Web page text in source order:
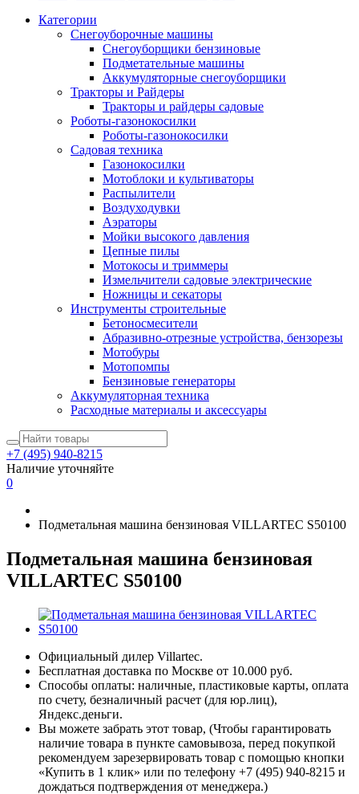
Категории
Снегоуборочные машины
Снегоуборщики бензиновые
Подметательные машины
Аккумуляторные снегоуборщики
Тракторы и Райдеры
Тракторы и райдеры садовые
Роботы-газонокосилки
Роботы-газонокосилки
Садовая техника
Газонокосилки
Мотоблоки и культиваторы
Распылители
Воздуходувки
Аэраторы
Мойки высокого давления
Цепные пилы
Мотокосы и триммеры
Измельчители садовые электрические
Ножницы и секаторы
Инструменты строительные
Бетоносмесители
Абразивно-отрезные устройства, бензорезы
Мотобуры
Мотопомпы
Бензиновые генераторы
Аккумуляторная техника
Расходные материалы и аксессуары
+7 (495) 940-8215
Наличие уточняйте
0
Подметальная машина бензиновая VILLARTEC S50100
Подметальная машина бензиновая
VILLARTEC S50100
Официальный дилер Villartec.
Бесплатная доставка по Москве от 10.000 руб.
Способы оплаты: наличные, пластиковые карты, оплата
по счету, безналичный расчет (для юр.лиц),
Яндекс.деньги.
Вы можете забрать этот товар, (Чтобы гарантировать
наличие товара в пункте самовывоза, перед покупкой
рекомендуем зарезервировать товар с помощью кнопки
«Купить в 1 клик» или по телефону +7 (495) 940-8215 и
дождаться подтверждения от менеджера.)